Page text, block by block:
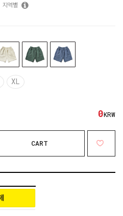
지역별
XL
0KRW
CART